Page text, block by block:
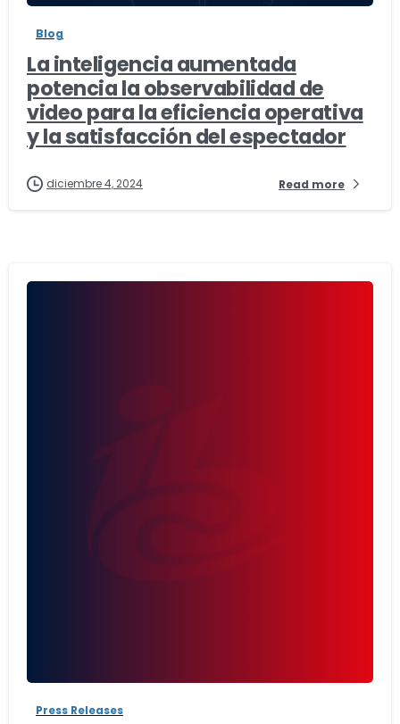
Blog
La inteligencia aumentada
potencia la observabilidad de
video para la eficiencia operativa
y la satisfacción del espectador
diciembre 4, 2024 Read more
Press Releases